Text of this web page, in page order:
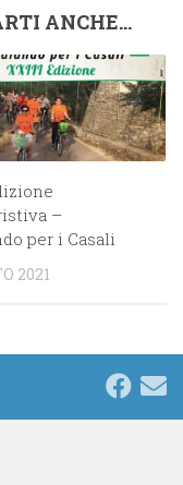
ANCHE...
–
per i Casali
2021